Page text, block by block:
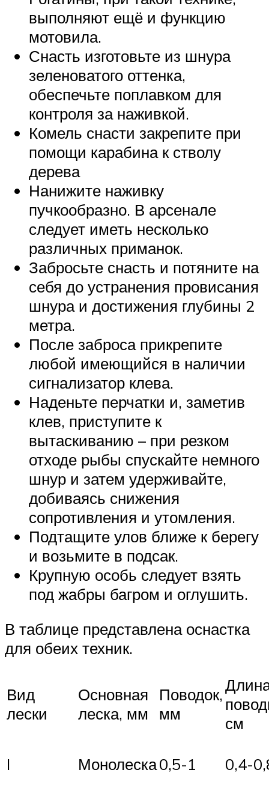
выполняют ещё и функцию
мотовила.
Снасть изготовьте из шнура
зеленоватого оттенка,
обеспечьте поплавком для
контроля за наживкой.
Комель снасти закрепите при
помощи карабина к стволу
дерева
Нанижите наживку
пучкообразно. В арсенале
следует иметь несколько
различных приманок.
Забросьте снасть и потяните на
себя до устранения провисания
шнура и достижения глубины 2
метра.
После заброса прикрепите
любой имеющийся в наличии
сигнализатор клева.
Наденьте перчатки и, заметив
клев, приступите к
вытаскиванию – при резком
отходе рыбы спускайте немного
шнур и затем удерживайте,
добиваясь снижения
сопротивления и утомления.
Подтащите улов ближе к берегу
и возьмите в подсак.
Крупную особь следует взять
под жабры багром и оглушить.
В таблице представлена оснастка
для обеих техник.
Вид
лески
Основная
леска, мм
Поводок,
мм
см
I Монолеска0,5-1 0,4-